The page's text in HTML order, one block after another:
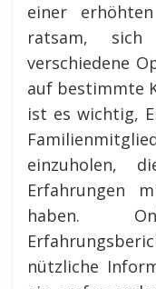
einer
ratsam,
verschiedene
auf bestimmte
ist es wichtig,
einzuholen,
Erfahrungen
haben.
nützliche